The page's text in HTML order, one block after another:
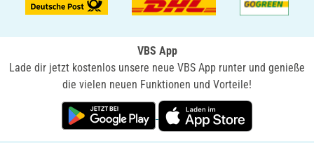
VBS App
Lade dir jetzt kostenlos unsere neue VBS App runter und genieße
die vielen neuen Funktionen und Vorteile!